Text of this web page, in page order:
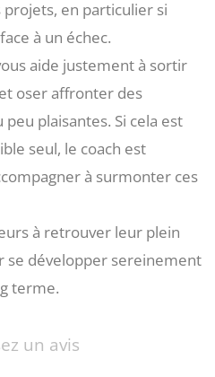
en particulier si
à un échec.
aide justement à sortir
oser affronter des
plaisantes. Si cela est
seul, le coach est
à surmonter ces
à retrouver leur plein
développer sereinement
terme.
un avis